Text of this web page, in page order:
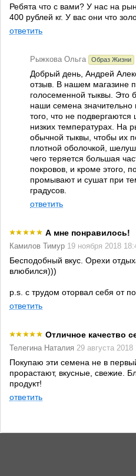
Ребята что с вами? У нас на
400 рублей кг. У вас они что
ответить
Рыжкова Ольга Образ Жизни
Добрый день, Андрей
отзыв. В нашем магазине
голосеменной тыквы. Это
наши семена значительно
того, что не
низких температурах. На
обычной тыквы, чтобы их
плотной оболочкой,
чего теряется большая
покровов, и кроме этого,
промывают и сушат при
градусов.
ответить
А мне понравилось!
Камилов Тимур 19 ноября 2018
Бесподобный вкус. Орехи
влюбился)))
p.s. с трудом оторвал себя от
ответить
Отличное качество
Телегина Наталия 29 августа 2018
Покупаю эти семена не в
прорастают, вкусные, свежие.
продукт!
ответить